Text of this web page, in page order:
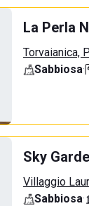
La Perla
Torvaianica,
Sabbiosa·
Sky
Villaggio
Sabbiosa·